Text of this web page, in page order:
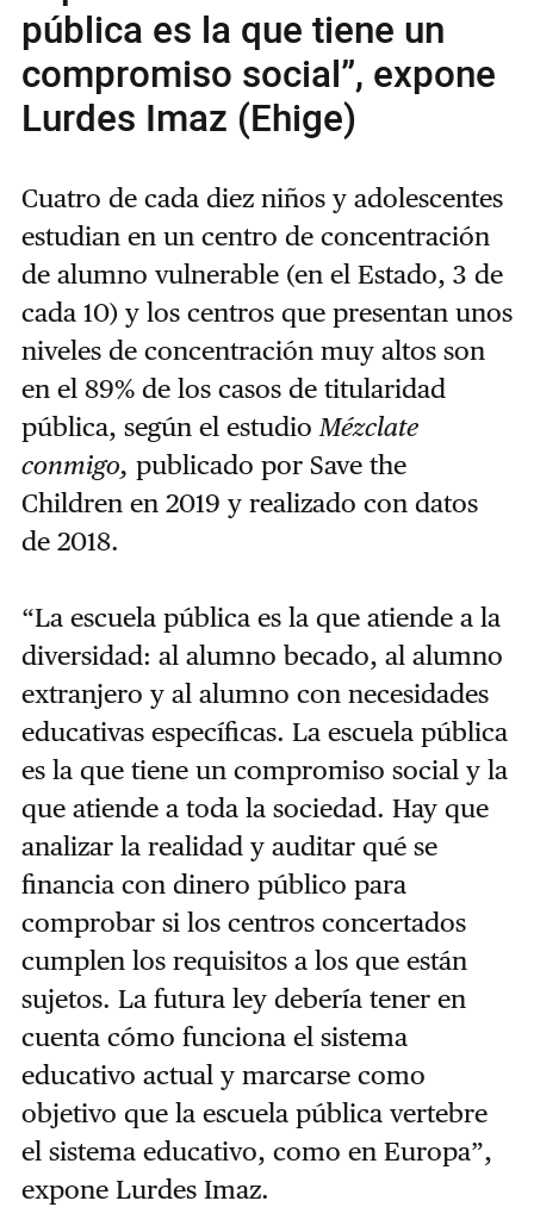
pública es la que tiene un
compromiso social”, expone
Lurdes Imaz (Ehige)
Cuatro de cada diez niños y adolescentes
estudian en un centro de concentración
de alumno vulnerable (en el Estado, 3 de
cada 10) y los centros que presentan unos
niveles de concentración muy altos son
en el 89% de los casos de titularidad
pública, según el estudio Mézclate
conmigo, publicado por Save the
Children en 2019 y realizado con datos
de 2018.
“La escuela pública es la que atiende a la
diversidad: al alumno becado, al alumno
extranjero y al alumno con necesidades
educativas específicas. La escuela pública
es la que tiene un compromiso social y la
que atiende a toda la sociedad. Hay que
analizar la realidad y auditar qué se
financia con dinero público para
comprobar si los centros concertados
cumplen los requisitos a los que están
sujetos. La futura ley debería tener en
cuenta cómo funciona el sistema
educativo actual y marcarse como
objetivo que la escuela pública vertebre
el sistema educativo, como en Europa”,
expone Lurdes Imaz.